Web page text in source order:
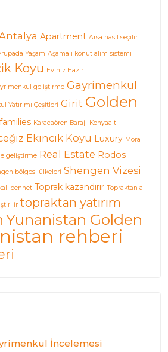
Apartment Arsa nasıl seçilir
Yaşam Aşamalı konut alım sistemi
Koyu Eviniz Hazır
geliştirme Gayrimenkul
Yatırımı Çeşitleri Girit Golden
Karacaören Barajı Konyaaltı
Ekincik Koyu Luxury Mora
geliştirme Real Estate Rodos
bölgesi ülkeleri Shengen Vizesi
cennet Toprak kazandırır Topraktan al
topraktan yatırım
Yunanistan Golden
rehberi
İncelemesi